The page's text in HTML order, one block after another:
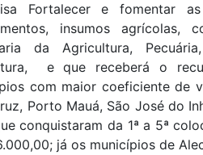
Fortalecer e fomentar
insumos agrícolas,
da Agricultura,
e que receberá o
com maior coeficiente de
Porto Mauá, São José do
conquistaram da 1ª a 5ª
já os municípios de